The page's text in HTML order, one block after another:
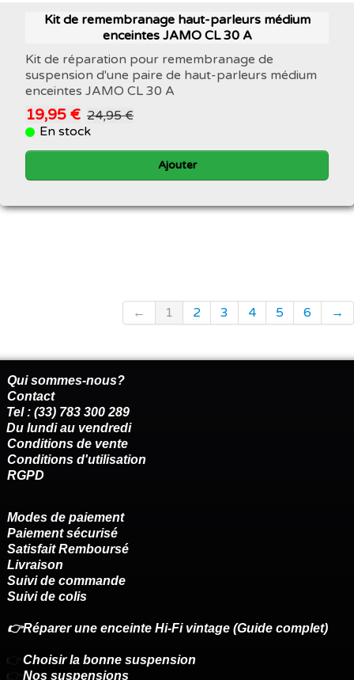
Kit de remembranage haut-parleurs médium
enceintes JAMO CL 30 A
Kit de réparation pour remembranage de
suspension d'une paire de haut-parleurs médium
enceintes JAMO CL 30 A
19,95 € 24,95 €
En stock
Ajouter
← 1 2 3 4 5 6 →
Qui sommes-nous?
Contact
Tel : (33) 783 300 289
Du lundi au vendredi
Conditions de vente
Conditions d'utilisation
RGPD
Modes de paiement
Paiement sécurisé
Satisfait Remboursé
Livraison
Suivi de commande
Suivi de colis
👉Réparer une enceinte Hi-Fi vintage (Guide complet)
👉 Choisir la bonne suspension
👉 Nos suspensions